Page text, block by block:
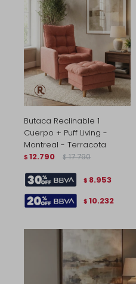
Butaca Reclinable 1
Cuerpo + Puff Living -
Montreal - Terracota
$ 12.790 $ 17.790
$ 8.953
$ 10.232